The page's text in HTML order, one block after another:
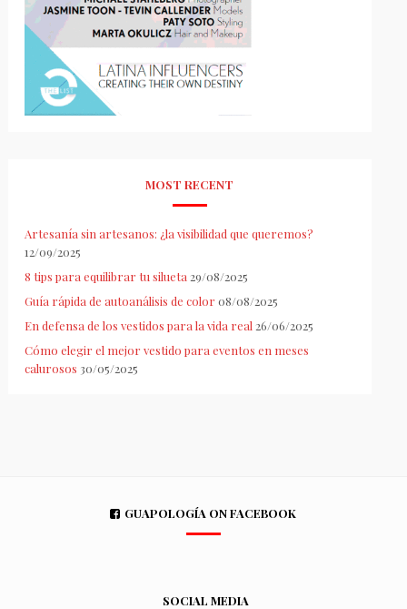
MOST RECENT
Artesanía sin artesanos: ¿la visibilidad que queremos?
12/09/2025
8 tips para equilibrar tu silueta 29/08/2025
Guía rápida de autoanálisis de color 08/08/2025
En defensa de los vestidos para la vida real 26/06/2025
Cómo elegir el mejor vestido para eventos en meses
calurosos 30/05/2025
GUAPOLOGÍA ON FACEBOOK
SOCIAL MEDIA